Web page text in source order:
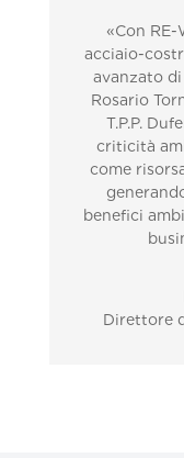
«Con
acciaio-
avanzato
Rosario
T.P.P.
criticità
come
benefici
Direttore